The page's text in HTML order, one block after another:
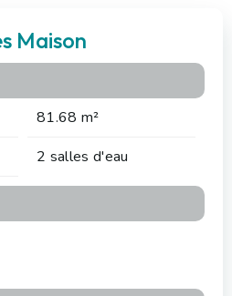
Maison
81.68 m²
2 salles d'eau